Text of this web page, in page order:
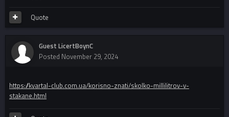
Quote
Guest LicertBoynC
Posted November 29, 2024
https://kvartal-club.com.ua/korisno-znati/skolko-millilitrov-v-
stakane.html